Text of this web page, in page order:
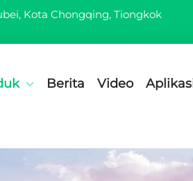
Kota Chongqing, Tiongkok
Berita Video